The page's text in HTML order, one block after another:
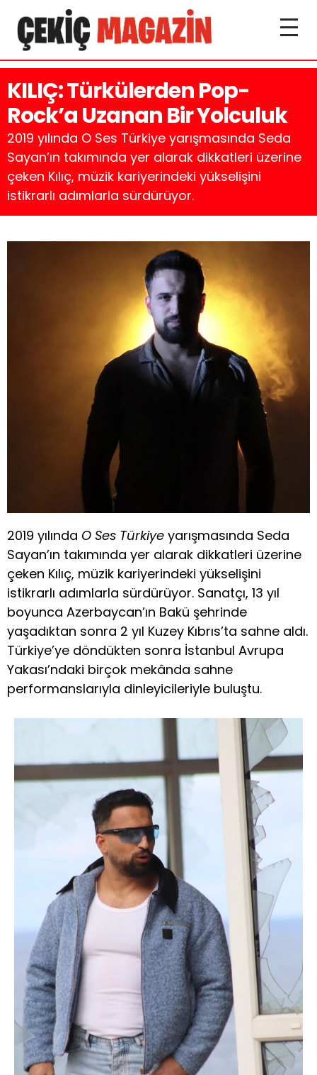
KILIÇ: Türkülerden Pop-
Rock’a Uzanan Bir Yolculuk
2019 yılında O Ses Türkiye yarışmasında Seda
Sayan’ın takımında yer alarak dikkatleri üzerine
çeken Kılıç, müzik kariyerindeki yükselişini
istikrarlı adımlarla sürdürüyor.
2019 yılında O Ses Türkiye yarışmasında Seda
Sayan’ın takımında yer alarak dikkatleri üzerine
çeken Kılıç, müzik kariyerindeki yükselişini
istikrarlı adımlarla sürdürüyor. Sanatçı, 13 yıl
boyunca Azerbaycan’ın Bakü şehrinde
yaşadıktan sonra 2 yıl Kuzey Kıbrıs’ta sahne aldı.
Türkiye’ye döndükten sonra İstanbul Avrupa
Yakası’ndaki birçok mekânda sahne
performanslarıyla dinleyicileriyle buluştu.